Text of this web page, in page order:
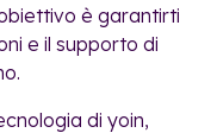
è garantirti
e il supporto di
di yoin,